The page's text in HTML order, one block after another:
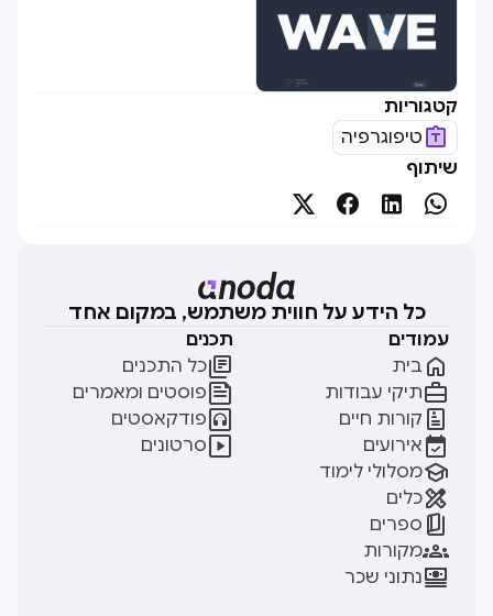
קטגוריות
טיפוגרפיה
שיתוף




כל הידע על חווית משתמש, במקום אחד
עמודים
בית 
תיקי עבודות
קורות חיים 
אירועים 
מסלולי לימוד
כלים
ספרים 
מקורות
נתוני שכר
תכנים
כל התכנים
פוסטים ומאמרים
פודקאסטים
סרטונים